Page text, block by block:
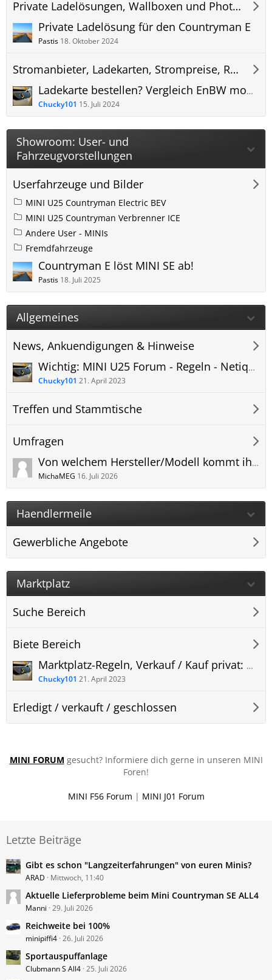
Private Ladelösungen, Wallboxen und Photovoltaik (PV) Anlagen
Private Ladelösung für den Countryman E
Pastis 18. Oktober 2024
Stromanbieter, Ladekarten, Strompreise, Roaming und Abrechnung
Ladekarte bestellen? Vergleich EnBW mobility+ ADAC e-Charge Maingau Stadtwerke App oder?
Chucky101 15. Juli 2024
Showroom: User- und
Fahrzeugvorstellungen
Userfahrzeuge und Bilder
MINI U25 Countryman Electric BEV
MINI U25 Countryman Verbrenner ICE
Andere User - MINIs
Fremdfahrzeuge
Countryman E löst MINI SE ab!
Pastis 18. Juli 2025
Allgemeines
News, Ankuendigungen & Hinweise
Wichtig: MINI U25 Forum - Regeln - Netiquette und Qualität der Inhalte.
Chucky101 21. April 2023
Treffen und Stammtische
Umfragen
Von welchem Hersteller/Modell kommt ihr und warum wechselt ihr zum MINI U25 Countryman?
MichaMEG 16. Juli 2026
Haendlermeile
Gewerbliche Angebote
Marktplatz
Suche Bereich
Biete Bereich
Marktplatz-Regeln, Verkauf / Kauf privat: Der Biete-/Suche-Bereich MINI U25 Forum
Chucky101 21. April 2023
Erledigt / verkauft / geschlossen
MINI FORUM gesucht? Informiere dich gerne in unseren MINI
Foren!
MINI F56 Forum | MINI J01 Forum
Letzte Beiträge
Gibt es schon "Langzeiterfahrungen" von euren Minis?
ARAD Mittwoch, 11:40
Aktuelle Lieferprobleme beim Mini Countryman SE ALL4
Manni 29. Juli 2026
Reichweite bei 100%
minipiffi4 26. Juli 2026
Sportauspuffanlage
Clubmann S All4 25. Juli 2026